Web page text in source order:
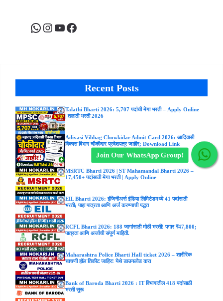
WhatsApp
Instagram
YouTube
Facebook
Recent Posts
Talathi Bharti 2026: 5,707 पदांची मेगा भरती – Apply Online
| तलाठी भरती 2026
Adivasi Vibhag Chowkidar Admit Card 2026: आदिवासी
विकास विभाग चौकीदार प्रवेशपत्र जाहीर; Download Link
MSRTC Bharti 2026 | ST Mahamandal Bharti 2026 –
17,450+ पदांसाठी मेगा भरती | Apply Online
EIL Bharti 2026: इंजिनीअर्स इंडिया लिमिटेडमध्ये 41 पदांसाठी
भरती; पाहा पात्रता आणि अर्ज करण्याची पद्धत
RCFL Bharti 2026: 188 जागांसाठी मोठी भरती! पगार ₹47,800;
पात्रता आणि अर्जाची संपूर्ण माहिती.
Maharashtra Police Bharti Hall ticket 2026 – शारीरिक
चाचणी हॉल तिकीट जाहिर! येथे डाउनलोड करा
Bank of Baroda Bharti 2026 : IT विभागातील 418 पदांसाठी
भरती सुरू
Join Our WhatsApp Group!